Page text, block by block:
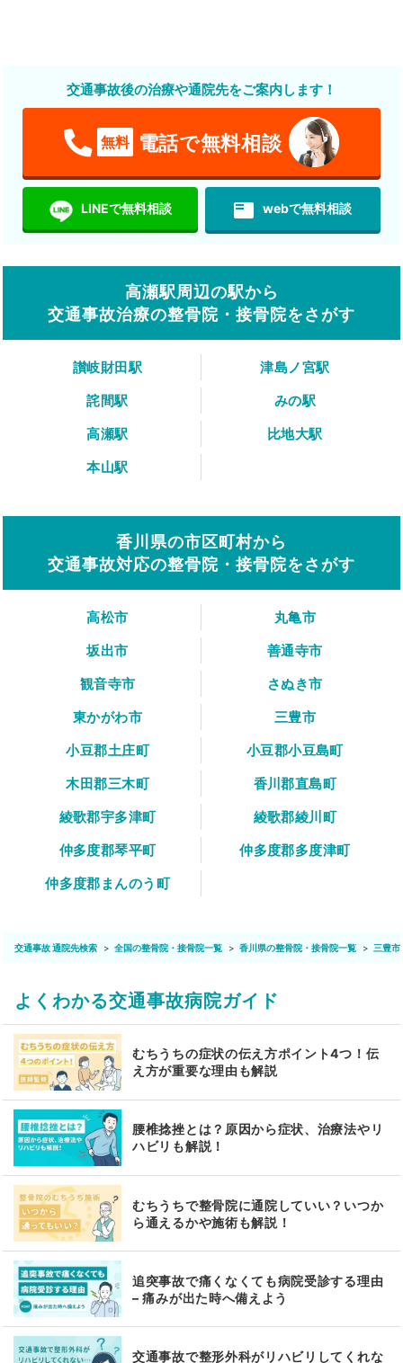
交通事故後の治療や通院先をご案内します！
無料 電話で無料相談
LINEで無料相談 featured_play_list webで無料相談
高瀬駅周辺の駅から
交通事故治療の整骨院・接骨院をさがす
讃岐財田駅
津島ノ宮駅
詫間駅
みの駅
高瀬駅
比地大駅
本山駅
香川県の市区町村から
交通事故対応の整骨院・接骨院をさがす
高松市
丸亀市
坂出市
善通寺市
観音寺市
さぬき市
東かがわ市
三豊市
小豆郡土庄町
小豆郡小豆島町
木田郡三木町
香川郡直島町
綾歌郡宇多津町
綾歌郡綾川町
仲多度郡琴平町
仲多度郡多度津町
仲多度郡まんのう町
交通事故 通院先検索 全国の整骨院・接骨院一覧 香川県の整骨院・接骨院一覧 三豊市
よくわかる交通事故病院ガイド
むちうちの症状の伝え方ポイント4つ！伝
え方が重要な理由も解説
腰椎捻挫とは？原因から症状、治療法やリ
ハビリも解説！
むちうちで整骨院に通院していい？いつか
ら通えるかや施術も解説！
追突事故で痛くなくても病院受診する理由
– 痛みが出た時へ備えよう
交通事故で整形外科がリハビリしてくれな